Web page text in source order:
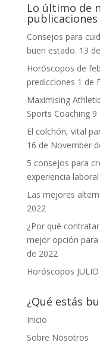
Lo último de
publicaciones
Consejos para
buen estado. 13
Horóscopos de
predicciones 1 de
Maximising
Sports Coaching 9
El colchón, vital
16 de November
5 consejos para
experiencia laboral
Las mejores
2022
¿Por qué
mejor opción
de 2022
Horóscopos
¿Qué estás
Inicio
Sobre Nosotros